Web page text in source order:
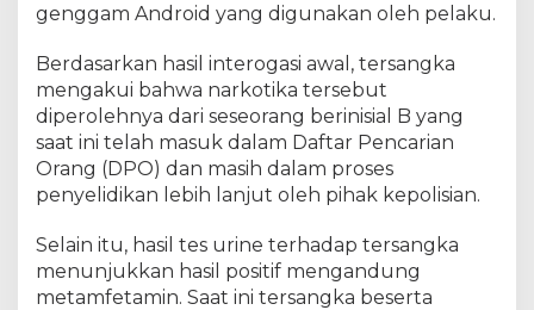
r
i
genggam Android yang digunakan oleh pelaku.
Berdasarkan hasil interogasi awal, tersangka
mengakui bahwa narkotika tersebut
diperolehnya dari seseorang berinisial B yang
saat ini telah masuk dalam Daftar Pencarian
Orang (DPO) dan masih dalam proses
penyelidikan lebih lanjut oleh pihak kepolisian.
Selain itu, hasil tes urine terhadap tersangka
menunjukkan hasil positif mengandung
metamfetamin. Saat ini tersangka beserta